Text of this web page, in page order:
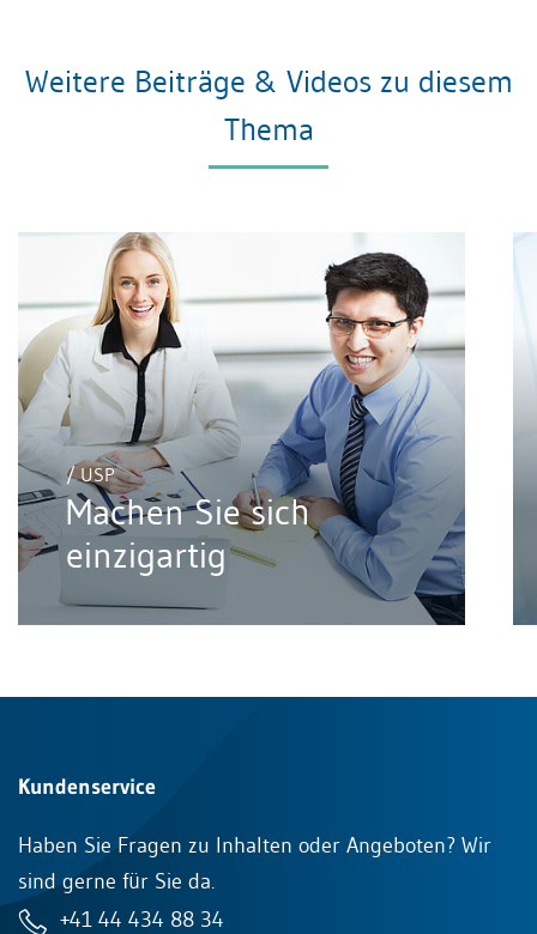
Weitere Beiträge & Videos zu diesem
Thema
/ USP
Machen Sie sich
einzigartig
Kundenservice
Haben Sie Fragen zu Inhalten oder Angeboten? Wir
sind gerne für Sie da.
+41 44 434 88 34